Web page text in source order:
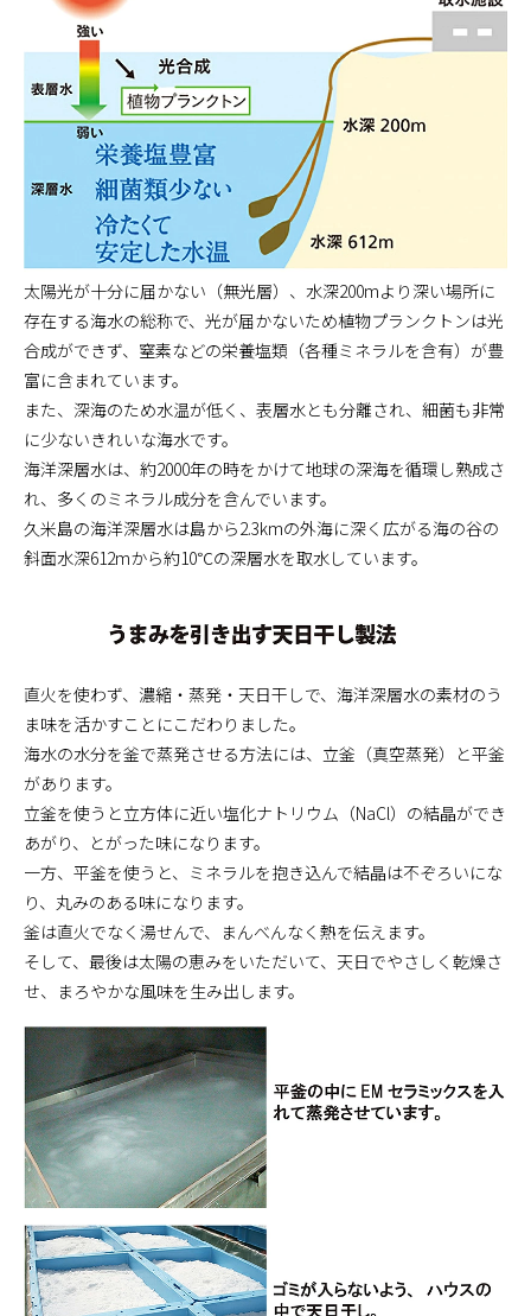
太陽光が十分に届かない（無光層）、水深200mより深い場所に
存在する海水の総称で、光が届かないため植物プランクトンは光
合成ができず、窒素などの栄養塩類（各種ミネラルを含有）が豊
富に含まれています。
また、深海のため水温が低く、表層水とも分離され、細菌も非常
に少ないきれいな海水です。
海洋深層水は、約2000年の時をかけて地球の深海を循環し熟成さ
れ、多くのミネラル成分を含んでいます。
久米島の海洋深層水は島から2.3kmの外海に深く広がる海の谷の
斜面水深612mから約10℃の深層水を取水しています。
直火を使わず、濃縮・蒸発・天日干しで、海洋深層水の素材のう
ま味を活かすことにこだわりました。
海水の水分を釜で蒸発させる方法には、立釜（真空蒸発）と平釜
があります。
立釜を使うと立方体に近い塩化ナトリウム（NaCl）の結晶ができ
あがり、とがった味になります。
一方、平釜を使うと、ミネラルを抱き込んで結晶は不ぞろいにな
り、丸みのある味になります。
釜は直火でなく湯せんで、まんべんなく熱を伝えます。
そして、最後は太陽の恵みをいただいて、天日でやさしく乾燥さ
せ、まろやかな風味を生み出します。